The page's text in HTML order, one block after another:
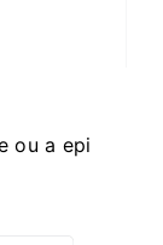
ou a epi